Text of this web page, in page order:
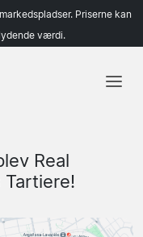
Priserne kan
værdi.
Real
Tartiere!